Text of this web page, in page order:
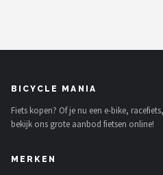
BICYCLE MANIA
Fiets kopen? Of je nu een e-bike,
bekijk ons grote aanbod fietsen online!
MERKEN